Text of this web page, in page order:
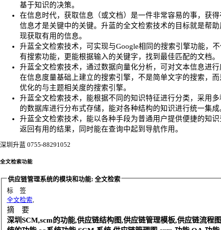
基于知识的决策。
在信息时代，获取信息（或文档）是一件非常容易的事，获
信息才是关键中的关键。升蓝的全文检索技术的目标就是帮
现获取有用的信息。
升蓝全文检索技术，可实现与Google相同的搜索引擎功能，
有搜索功能，更能根据输入的关键字，找到最佳匹配的文档。
升蓝全文检索技术，通过数据向量化分析，可对文本信息进
在信息度量基础上建立的搜索引擎，不是简单文字的搜索，
优化的与主题相关度的搜索引擎。
升蓝全文检索技术，能根据不同的知识特征进行分类，采用
的数据库进行分布式存储，能对各种结构的知识进行统一集成
升蓝全文检索技术，能以各种手段为普通用户提供便捷的知
返回有用的结果，同时能在查询中起到导航作用。
深圳升蓝 0755-88291052
全文检索功能
供应链管理系统的模块和功能: 全文检索
标 签
全文检索,
摘 要
深圳SCM,scm的功能,供应链结构图,供应链管理模板,供应链流程